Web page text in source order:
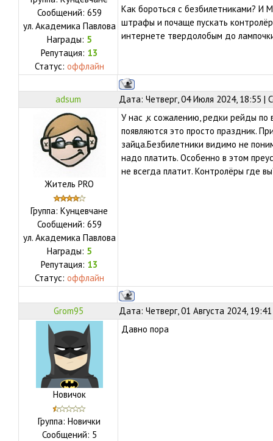
Сообщений: 659
ул. Академика Павлова
Награды: 5
Репутация: 13
Статус: оффлайн
Как бороться с безбилетниками? И
штрафы и почаще пускать
интернете твердолобым до
adsum Дата: Четверг, 04 Июля 2024, 18:55 |
Житель PRO
Группа: Кунцевчане
Сообщений: 659
ул. Академика Павлова
Награды: 5
Репутация: 13
Статус: оффлайн
У нас ,к сожалению, редки рейды по
появляются это просто праздник.
зайца.Безбилетники видимо не
надо платить. Особенно в этом
не всегда платит. Контролёры где
Grom95 Дата: Четверг, 01 Августа 2024,
Новичок
Группа: Новички
Сообщений: 5
Давно пора